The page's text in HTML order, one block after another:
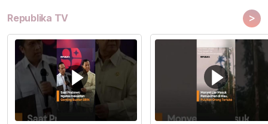
Republika TV >